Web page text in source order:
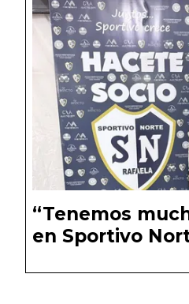
“Tenemos
en Sportivo